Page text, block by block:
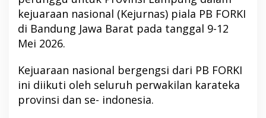
kejuaraan nasional (Kejurnas) piala PB FORKI
di Bandung Jawa Barat pada tanggal 9-12
Mei 2026.
Kejuaraan nasional bergengsi dari PB FORKI
ini diikuti oleh seluruh perwakilan karateka
provinsi dan se- indonesia.